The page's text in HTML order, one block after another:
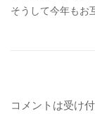
そうして今年もお
コメントは受け